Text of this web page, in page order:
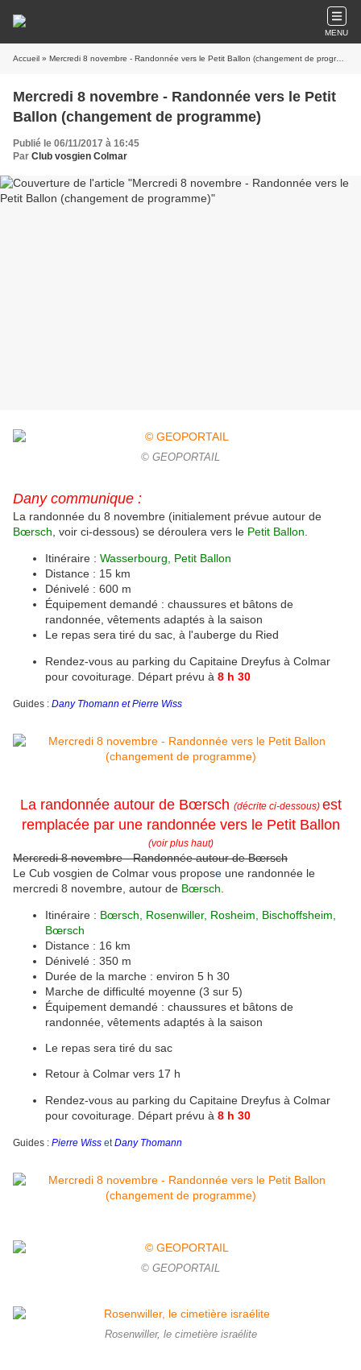
MENU
Accueil » Mercredi 8 novembre - Randonnée vers le Petit Ballon (changement de programme)
Mercredi 8 novembre - Randonnée vers le Petit
Ballon (changement de programme)
Publié le 06/11/2017 à 16:45
Par Club vosgien Colmar
© GEOPORTAIL
Dany communique :
La randonnée du 8 novembre (initialement prévue autour de
Bœrsch , voir ci-dessous) se déroulera vers le Petit Ballon
Itinéraire : Wasserbourg, Petit Ballon
Distance : 15 km
Dénivelé : 600 m
Équipement demandé : chaussures et bâtons de
randonnée, vêtements adaptés à la saison
Le repas sera tiré du sac, à l'auberge du Ried
Rendez-vous au parking du Capitaine Dreyfus à Colmar
pour covoiturage. Départ prévu à 8 h 30
Guides : Dany Thomann etPierre Wiss
La randonnée autour de Bœrsch (décrite ci-dessous) est
remplacée par une randonnée vers le Petit Ballon
(voir plus haut)
Mercredi 8 novembre - Randonnée autour de Bœrsch
Le Cub vosgien de Colmar vous propose une randonnée le
mercredi 8 novembre, autour de Bœrsch
Itinéraire : Bœrsch, Rosenwiller, Rosheim, Bischoffsheim,
Bœrsch
Distance : 16 km
Dénivelé : 350 m
Durée de la marche : environ 5 h 30
Marche de difficulté moyenne (3 sur 5)
Équipement demandé : chaussures et bâtons de
randonnée, vêtements adaptés à la saison
Le repas sera tiré du sac
Retour à Colmar vers 17 h
Rendez-vous au parking du Capitaine Dreyfus à Colmar
pour covoiturage. Départ prévu à 8 h 30
Guides : Pierre Wiss etDany Thomann
© GEOPORTAIL
Rosenwiller, le cimetière israélite